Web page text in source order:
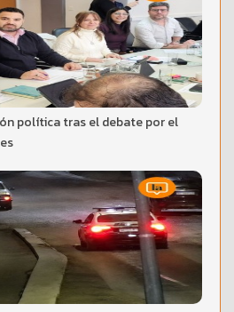
política tras el debate por el